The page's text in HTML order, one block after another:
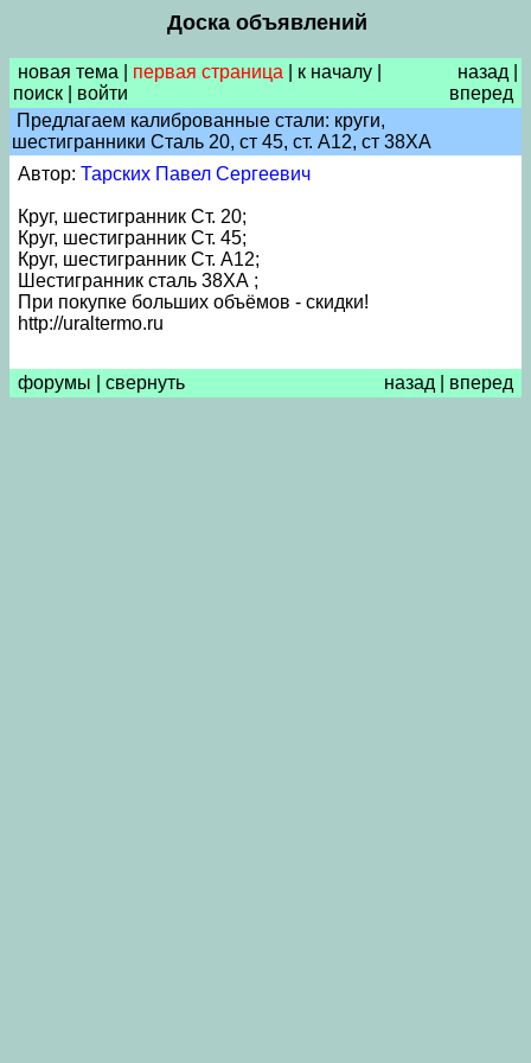
Доска объявлений
новая тема первая страница к началу
поиск
войти
назад
вперед
Предлагаем калиброванные стали: круги,
шестигранники Сталь 20, ст 45, ст. А12, ст 38ХА
Автор: Тарских Павел Сергеевич
Круг, шестигранник Ст. 20;
Круг, шестигранник Ст. 45;
Круг, шестигранник Ст. А12;
Шестигранник сталь 38ХА ;
При покупке больших объёмов - скидки!
http://uraltermo.ru
форумы свернуть назад вперед